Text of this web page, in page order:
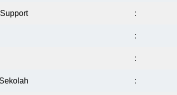
:
:
:
: